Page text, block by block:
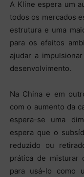
A Kline espera um
todos os mercados
estrutura e uma
para os efeitos
ajudar a
desenvolvimento.
Na China e em
com o aumento da
espera-se uma
espera que o
reduzido ou
prática de misturar
para usá-lo como